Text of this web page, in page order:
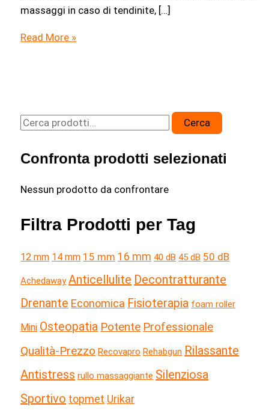
massaggi in caso di tendinite, […]
Recensione
Read More »
C
r
c
Cerca
Confronta prodotti selezionati
Nessun prodotto da confrontare
Filtra Prodotti per Tag
12 mm 14 mm 15 mm 16 mm 40 dB 45 dB 50 dB
Achedaway Anticellulite Decontratturante
Drenante Economica Fisioterapia foam roller
Mini Osteopatia Potente Professionale
Qualità-Prezzo Recovapro Rehabgun Rilassante
Antistress rullo massaggiante Silenziosa
Sportivo topmet Urikar